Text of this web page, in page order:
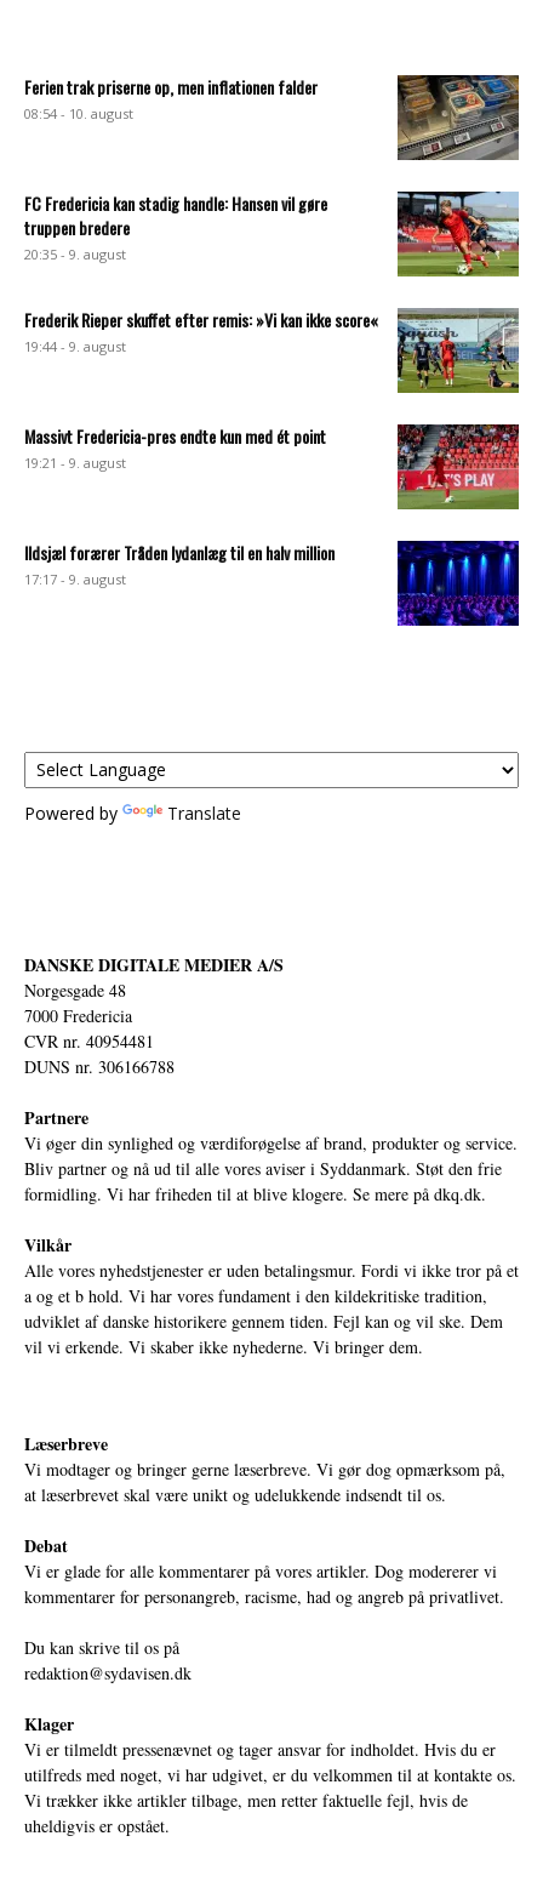
Ferien trak priserne op, men inflationen falder
08:54 - 10. august
FC Fredericia kan stadig handle: Hansen vil gøre
truppen bredere
20:35 - 9. august
Frederik Rieper skuffet efter remis: »Vi kan ikke score«
19:44 - 9. august
Massivt Fredericia-pres endte kun med ét point
19:21 - 9. august
Ildsjæl forærer Tråden lydanlæg til en halv million
17:17 - 9. august
Powered by Translate
DANSKE DIGITALE MEDIER A/S
Norgesgade 48
7000 Fredericia
CVR nr. 40954481
DUNS nr. 306166788
Partnere
Vi øger din synlighed og værdiforøgelse af brand, produkter og service.
Bliv partner og nå ud til alle vores aviser i Syddanmark. Støt den frie
formidling. Vi har friheden til at blive klogere. Se mere på dkq.dk.
Vilkår
Alle vores nyhedstjenester er uden betalingsmur. Fordi vi ikke tror på et
a og et b hold. Vi har vores fundament i den kildekritiske tradition,
udviklet af danske historikere gennem tiden. Fejl kan og vil ske. Dem
vil vi erkende. Vi skaber ikke nyhederne. Vi bringer dem.
Læserbreve
Vi modtager og bringer gerne læserbreve. Vi gør dog opmærksom på,
at læserbrevet skal være unikt og udelukkende indsendt til os.
Debat
Vi er glade for alle kommentarer på vores artikler. Dog modererer vi
kommentarer for personangreb, racisme, had og angreb på privatlivet.
Du kan skrive til os på
redaktion@sydavisen.dk
Klager
Vi er tilmeldt pressenævnet og tager ansvar for indholdet. Hvis du er
utilfreds med noget, vi har udgivet, er du velkommen til at kontakte os.
Vi trækker ikke artikler tilbage, men retter faktuelle fejl, hvis de
uheldigvis er opstået.